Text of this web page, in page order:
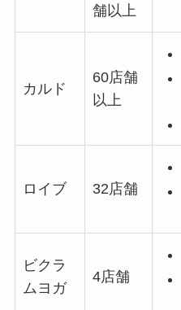
舗以上
カルド
60店舗
以上
ロイブ 32店舗
ビクラ
ムヨガ
4店舗